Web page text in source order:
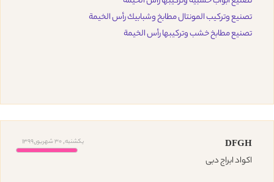
تصنيع وتركيب المونتال مطابخ وشبابيك رأس الخيمة
تصنيع مطابخ خشب وتركيبها رأس الخيمة
یکشنبه, 30 شهریور,1399
DFGH
اكواد ابراج دبى